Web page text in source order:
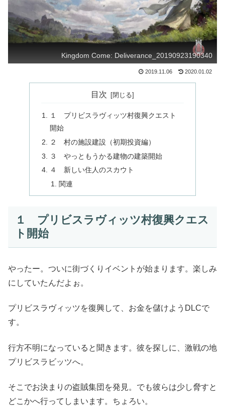
Kingdom Come: Deliverance_20190923190340
2019.11.06 2020.01.02
目次
１ プリビスラヴィッツ村復興クエスト
開始
２ 村の施設建設（初期投資編）
３ やっともうかる建物の建築開始
４ 新しい住人のスカウト
関連
１ プリビスラヴィッツ村復興クエス
ト開始
やったー。ついに街づくりイベントが始まります。楽しみ
にしていたんだよぉ。
プリビスラヴィッツを復興して、お金を儲けようDLCで
す。
行方不明になっていると聞きます。彼を探しに、激戦の地
プリビスラビッツへ。
そこでお決まりの盗賊集団を発見。でも彼らは少し脅すと
どこかへ行ってしまいます。ちょろい。